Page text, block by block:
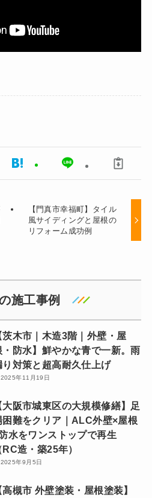
【門真市幸福町】タイル
風サイディングと屋根の
リフォーム成功例
施工事例
茨木市｜木造3階｜外壁・屋
・防水】鮮やかな青で一新。雨
り対策と超高耐久仕上げ
2025年11月19日
大阪市城東区の大規模修繕】足
困難をクリア｜ALC外壁×屋根
水をワンストップで再生
RC造・築25年）
2025年9月5日
高槻市 外壁塗装・屋根塗装】